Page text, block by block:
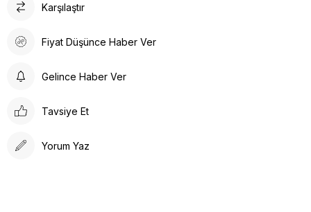
Karşılaştır
Fiyat Düşünce Haber Ver
Gelince Haber Ver
Tavsiye Et
Yorum Yaz